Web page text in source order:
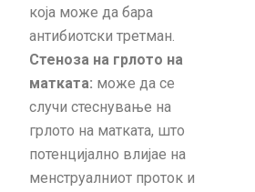
која може да бара
антибиотски третман.
Стеноза на грлото на
матката: може да се
случи стеснување на
грлото на матката, што
потенцијално влијае на
менструалниот проток и